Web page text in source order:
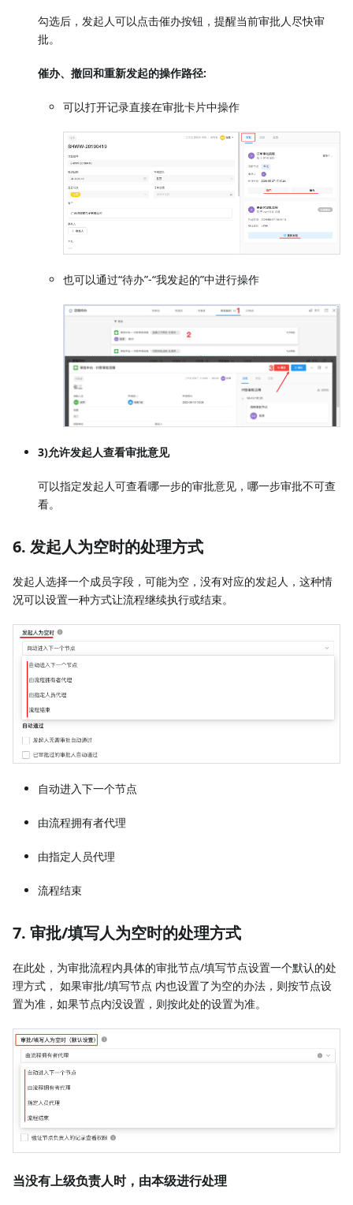
勾选后，发起人可以点击催办按钮，提醒当前审批人尽快审
批。
催办、撤回和重新发起的操作路径:
可以打开记录直接在审批卡片中操作
也可以通过“待办”-“我发起的”中进行操作
3)允许发起人查看审批意见
可以指定发起人可查看哪一步的审批意见，哪一步审批不可查
看。
6. 发起人为空时的处理方式
发起人选择一个成员字段，可能为空，没有对应的发起人，这种情
况可以设置一种方式让流程继续执行或结束。
自动进入下一个节点
由流程拥有者代理
由指定人员代理
流程结束
7. 审批/填写人为空时的处理方式
在此处，为审批流程内具体的审批节点/填写节点设置一个默认的处
理方式， 如果审批/填写节点 内也设置了为空的办法，则按节点设
置为准，如果节点内没设置，则按此处的设置为准。
当没有上级负责人时，由本级进行处理